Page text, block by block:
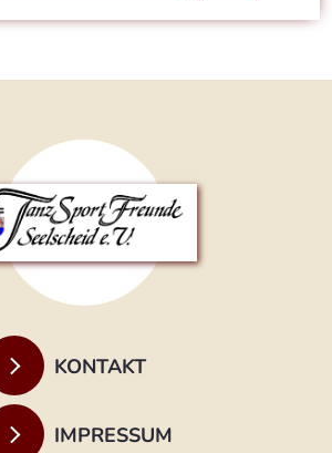
KONTAKT
IMPRESSUM